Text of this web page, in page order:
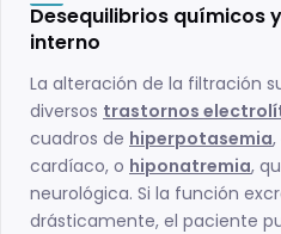
Desequilibrios químicos
interno
La alteración de la filtración
diversos trastornos
cuadros de hiperpotasemia
cardíaco, o hiponatremia,
neurológica. Si la función
drásticamente, el paciente